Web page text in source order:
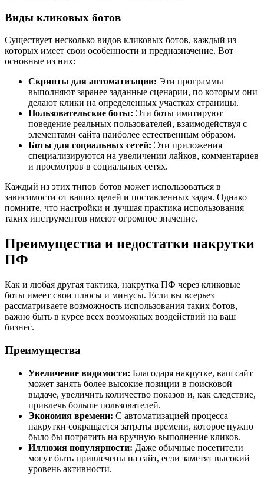
Виды кликовых ботов
Существует несколько видов кликовых ботов, каждый из
которых имеет свои особенности и предназначение. Вот
основные из них:
Скрипты для автоматизации: Эти программы
выполняют заранее заданные сценарии, по которым они
делают клики на определенных участках страницы.
Пользовательские боты: Эти боты имитируют
поведение реальных пользователей, взаимодействуя с
элементами сайта наиболее естественным образом.
Боты для социальных сетей: Эти приложения
специализируются на увеличении лайков, комментариев
и просмотров в социальных сетях.
Каждый из этих типов ботов может использоваться в
зависимости от ваших целей и поставленных задач. Однако
помните, что настройки и лучшая практика использования
таких инструментов имеют огромное значение.
Преимущества и недостатки накрутки
ПФ
Как и любая другая тактика, накрутка ПФ через кликовые
боты имеет свои плюсы и минусы. Если вы всерьез
рассматриваете возможность использования таких ботов,
важно быть в курсе всех возможных воздействий на ваш
бизнес.
Преимущества
Увеличение видимости: Благодаря накрутке, ваш сайт
может занять более высокие позиции в поисковой
выдаче, увеличить количество показов и, как следствие,
привлечь больше пользователей.
Экономия времени: С автоматизацией процесса
накрутки сокращается затраты времени, которое нужно
было бы потратить на вручную выполнение кликов.
Иллюзия популярности: Даже обычные посетители
могут быть привлечены на сайт, если заметят высокий
уровень активности.